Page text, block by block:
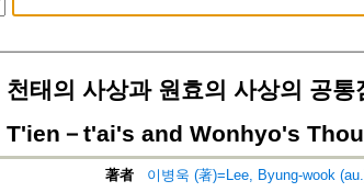
천태의 사상과 원효의 사상의 공
T'ien－t'ai's and Wonhyo's
著者
이병욱 (著)=Lee, Byung-wook